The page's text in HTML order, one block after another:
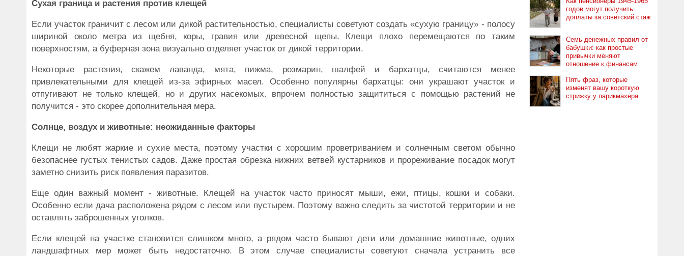
Сухая граница и растения против клещей
Если участок граничит с лесом или дикой растительностью, специалисты советуют создать «сухую границу» - полосу
шириной около метра из щебня, коры, гравия или древесной щепы. Клещи плохо перемещаются по таким
поверхностям, а буферная зона визуально отделяет участок от дикой территории.
Некоторые растения, скажем лаванда, мята, пижма, розмарин, шалфей и бархатцы, считаются менее
привлекательными для клещей из-за эфирных масел. Особенно популярны бархатцы: они украшают участок и
отпугивают не только клещей, но и других насекомых. впрочем полностью защититься с помощью растений не
получится - это скорее дополнительная мера.
Солнце, воздух и животные: неожиданные факторы
Клещи не любят жаркие и сухие места, поэтому участки с хорошим проветриванием и солнечным светом обычно
безопаснее густых тенистых садов. Даже простая обрезка нижних ветвей кустарников и прореживание посадок могут
заметно снизить риск появления паразитов.
Еще один важный момент - животные. Клещей на участок часто приносят мыши, ежи, птицы, кошки и собаки.
Особенно если дача расположена рядом с лесом или пустырем. Поэтому важно следить за чистотой территории и не
оставлять заброшенных уголков.
Если клещей на участке становится слишком много, а рядом часто бывают дети или домашние животные, одних
ландшафтных мер может быть недостаточно. В этом случае специалисты советуют сначала устранить все
годов могут получить
доплаты за советский стаж
Семь денежных правил от
бабушки: как простые
привычки меняют
отношение к финансам
Пять фраз, которые
изменят вашу короткую
стрижку у парикмахера